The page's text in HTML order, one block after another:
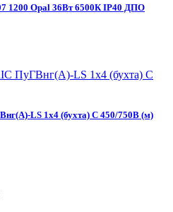
1200 Opal 36Вт 6500К IP40 ДПО
LS 1х4 (бухта) С 450/750В (м)